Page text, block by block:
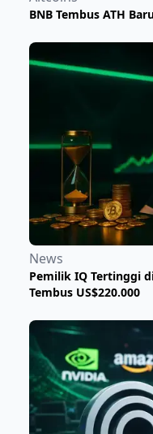
BNB Tembus ATH
News
Pemilik IQ Tertinggi
Tembus US$220.000